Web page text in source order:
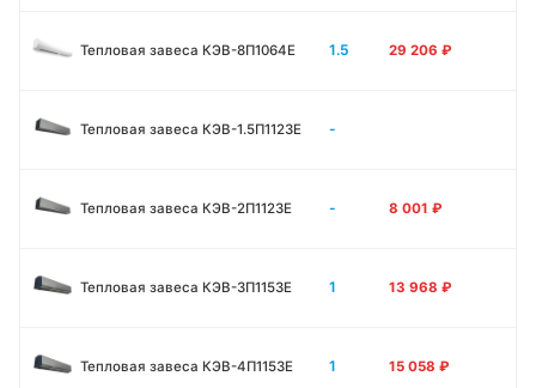
Тепловая завеса КЭВ-8П1064E 1.5 29 206 ₽
Тепловая завеса КЭВ-1.5П1123E -
Тепловая завеса КЭВ-2П1123E - 8 001 ₽
Тепловая завеса КЭВ-3П1153E 1 13 968 ₽
Тепловая завеса КЭВ-4П1153E 1 15 058 ₽